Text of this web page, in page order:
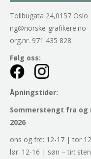
Tollbugata 24,0157
ng@norske-grafikere.no
org.nr. 971 435 828
Følg oss:
Åpningstider:
Sommerstengt fra og
2026
ons og fre: 12-17 | tor
lør: 12-16 | søn – tir: